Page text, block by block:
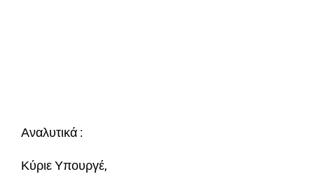
Αναλυτικά :
Κύριε Υπουργέ,